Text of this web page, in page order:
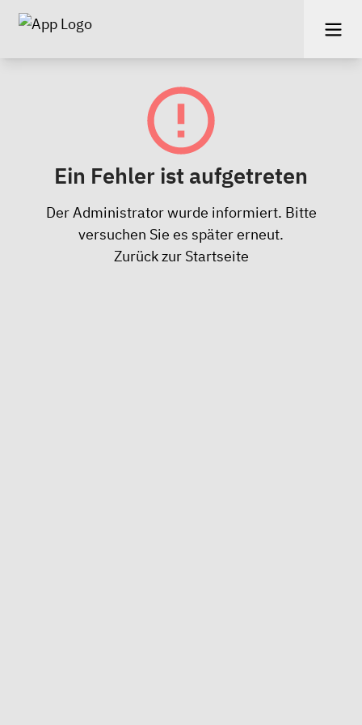
Ein Fehler ist aufgetreten
Der Administrator wurde informiert. Bitte
versuchen Sie es später erneut.
Zurück zur Startseite